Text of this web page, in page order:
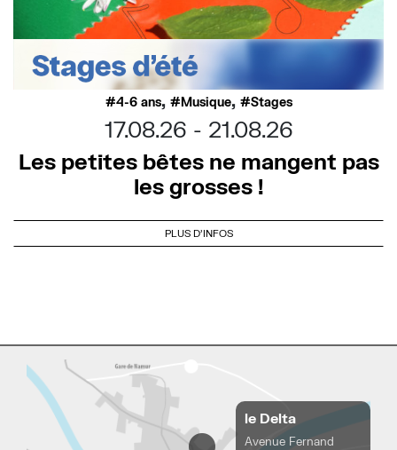
4-6 ans, Musique, Stages
17.08.26
21.08.26
Les petites bêtes ne mangent pas
les grosses !
PLUS D'INFOS
le Delta
Avenue Fernand